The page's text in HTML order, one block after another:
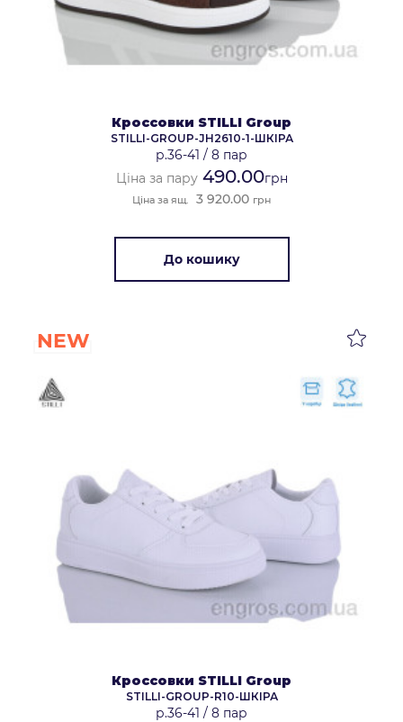
Кроссовки STILLI Group
STILLI-GROUP-JH2610-1-ШКІРА
р.36-41 / 8 пар
Ціна за пару490.00грн
Ціна за ящ. 3 920.00 грн
До кошику
NEW
Кроссовки STILLI Group
STILLI-GROUP-R10-ШКІРА
р.36-41 / 8 пар